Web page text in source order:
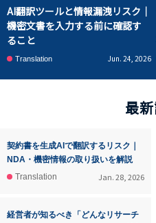
AI翻訳ツールと情報漏洩リスク｜
機密文書を入力する前に確認す
ること
Translation Jun. 24, 2026
最
契約書を生成AIで翻訳するリスク｜
NDA・機密情報の取り扱いを解説
Translation
Jan. 28, 2026
経営者が知るべき「どんなリサーチ